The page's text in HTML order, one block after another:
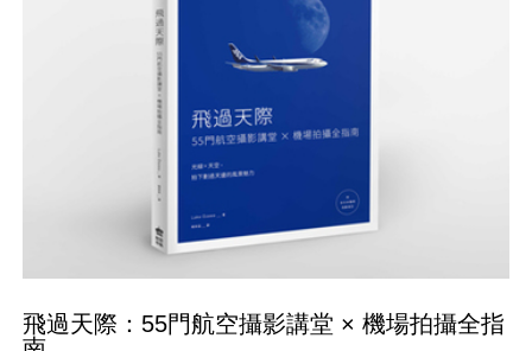
飛過天際：55門航空攝影講堂 × 機場拍攝全指